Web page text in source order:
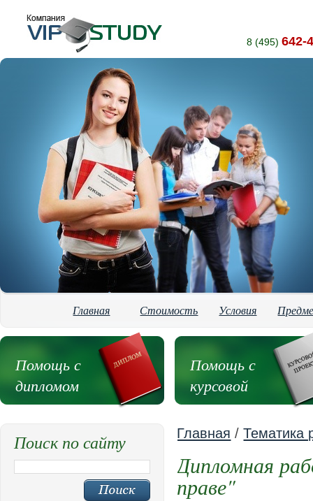
8 (495) 642-
Главная Стоимость Условия
Помощь с
дипломом
Помощь с
курсовой
Главная /Тематика
Дипломная
праве"
Поиск по сайту